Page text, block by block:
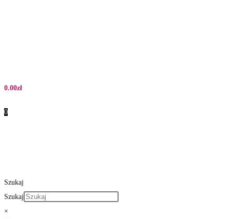
0.00zł
0
Szukaj
Szukaj
×